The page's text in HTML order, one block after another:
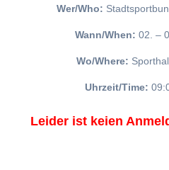
Wer/Who:
Wann/When: 02. –
Wo/Where:
Uhrzeit/Time:
Leider ist keien